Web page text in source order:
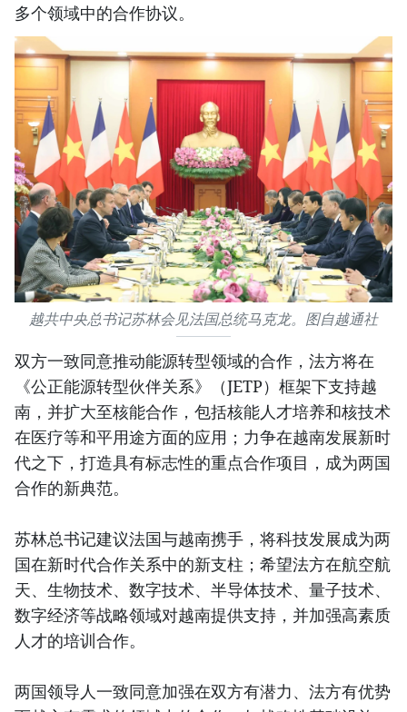
多个领域中的合作协议。
越共中央总书记苏林会见法国总统马克龙。图自越通社
双方一致同意推动能源转型领域的合作，法方将在
《公正能源转型伙伴关系》（JETP）框架下支持越
南，并扩大至核能合作，包括核能人才培养和核技术
在医疗等和平用途方面的应用；力争在越南发展新时
代之下，打造具有标志性的重点合作项目，成为两国
合作的新典范。
苏林总书记建议法国与越南携手，将科技发展成为两
国在新时代合作关系中的新支柱；希望法方在航空航
天、生物技术、数字技术、半导体技术、量子技术、
数字经济等战略领域对越南提供支持，并加强高素质
人才的培训合作。
两国领导人一致同意加强在双方有潜力、法方有优势